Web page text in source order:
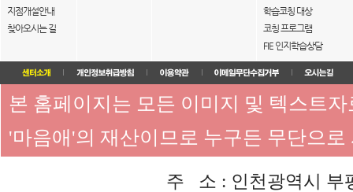
지점개설안내
찾아오시는 길
학습코칭 대상
코칭 프로그램
FIE 인지학습상담
본 홈페이지는 모든 이미지 및 텍스트
'마음애'의 재산이므로 누구든 무단으
주 소 : 인천광역시 부